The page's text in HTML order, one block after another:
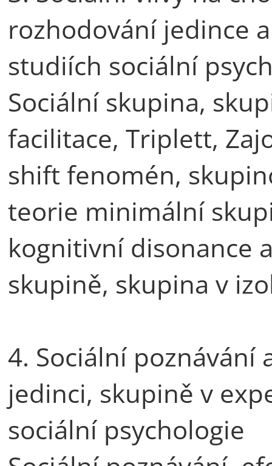
rozhodování jedince
studiích sociální
Sociální skupina,
facilitace, Triplett,
shift fenomén,
teorie minimální
kognitivní disonance
skupině, skupina v
4. Sociální
jedinci, skupině v
sociální psychologie